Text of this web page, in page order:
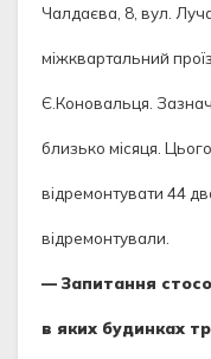
Чалдаєва, 8, вул.
міжквартальний
Є.Коновальця.
близько місяця.
відремонтувати 44
відремонтували.
— Запитання
в яких будинках